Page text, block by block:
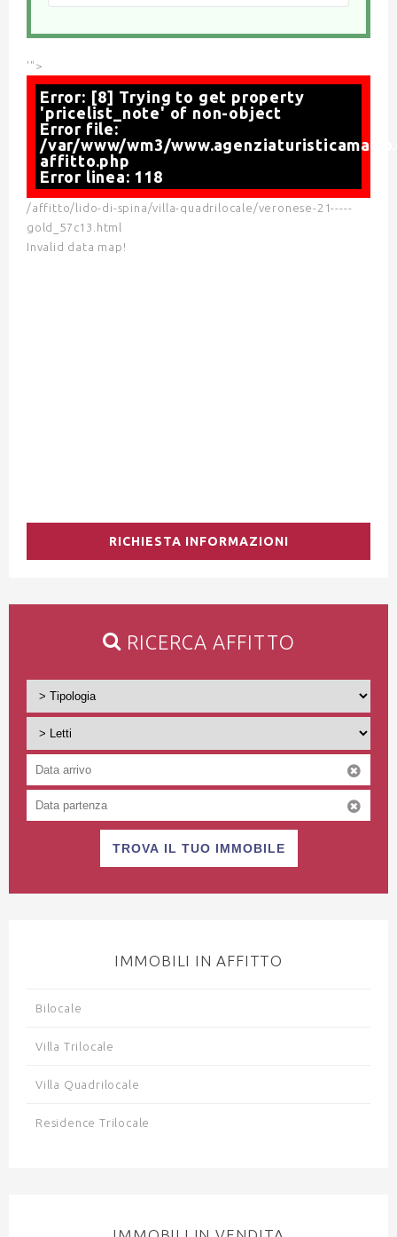
'">
Error: [8] Trying to get property
'pricelist_note' of non-object
Error file:
/var/www/wm3/
affitto.php
Error linea: 118
/affitto/lido-di-spina/villa-quadrilocale/veronese-21-----
gold_57c13.html
Invalid data map!
RICHIESTA INFORMAZIONI
RICERCA AFFITTO
TROVA IL TUO IMMOBILE
IMMOBILI IN AFFITTO
Bilocale
Villa Trilocale
Villa Quadrilocale
Residence Trilocale